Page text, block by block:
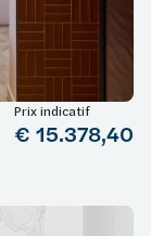
Prix indicatif
€ 15.378,40